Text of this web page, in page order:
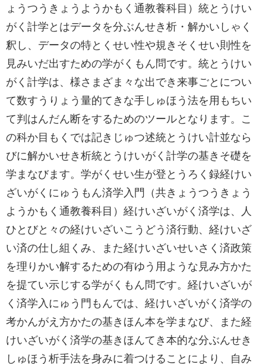
ょうつうきょうようかもく通教養科目）統とうけい
がく計学とはデータを分ぶんせき析・解かいしゃく
釈し、データの特とくせい性や規きそくせい則性を
見みいだ出すための学がくもん問です。統とうけい
がく計学は、様さまざま々な出でき来事ごとについ
て数すうりょう量的てきな手しゅほう法を用もちい
て判はんだん断をするためのツールとなります。こ
の科か目もくでは記きじゅつ述統とうけい計並なら
びに解かいせき析統とうけいがく計学の基きそ礎を
学まなびます。学がくせい生が登とうろく録経けい
ざいがくにゅうもん済学入門（共きょうつうきょう
ようかもく通教養科目）経けいざいがく済学は、人
ひとびと々の経けいざいこうどう済行動、経けいざ
い済の仕し組くみ、また経けいざいせいさく済政策
を理りかい解するための有ゆう用ような見み方かた
を提てい示じする学がくもん問です。経けいざいが
く済学入にゅう門もんでは、経けいざいがく済学の
考かんがえ方かたの基きほん本を学まなび、また経
けいざいがく済学の基きほんてき本的な分ぶんせき
しゅほう析手法を身みに着つけることにより、自み